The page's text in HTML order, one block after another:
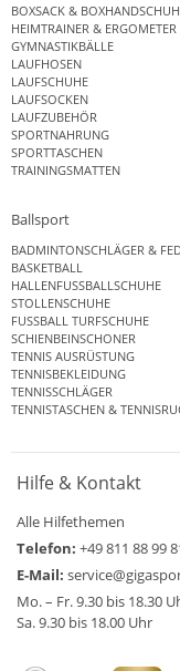
BOXSACK &
HEIMTRAINER & ERGOMETER
GYMNASTIKBÄLLE
LAUFHOSEN
LAUFSCHUHE
LAUFSOCKEN
LAUFZUBEHÖR
SPORTNAHRUNG
SPORTTASCHEN
TRAININGSMATTEN
Ballsport
BADMINTONSCHLÄGER &
BASKETBALL
HALLENFUSSBALLSCHUHE
STOLLENSCHUHE
FUSSBALL TURFSCHUHE
SCHIENBEINSCHONER
TENNIS AUSRÜSTUNG
TENNISBEKLEIDUNG
TENNISSCHLÄGER
TENNISTASCHEN &
Hilfe & Kontakt
Alle Hilfethemen
Telefon: +49 811 88 99
E-Mail:
Mo. – Fr. 9.30 bis 18.30
Sa. 9.30 bis 18.00 Uhr